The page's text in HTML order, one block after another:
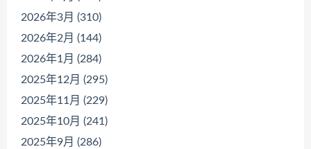
2026年3月 (310)
2026年2月 (144)
2026年1月 (284)
2025年12月 (295)
2025年11月 (229)
2025年10月 (241)
2025年9月 (286)